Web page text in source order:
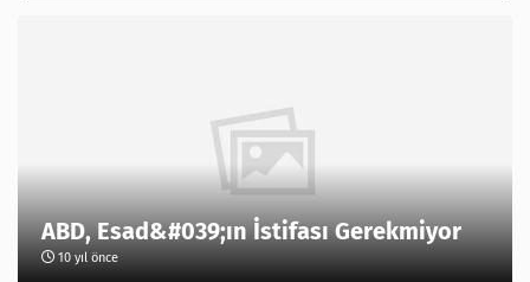
ABD, Esad&#039;ın İstifası Gerekmiyor
10 yıl önce